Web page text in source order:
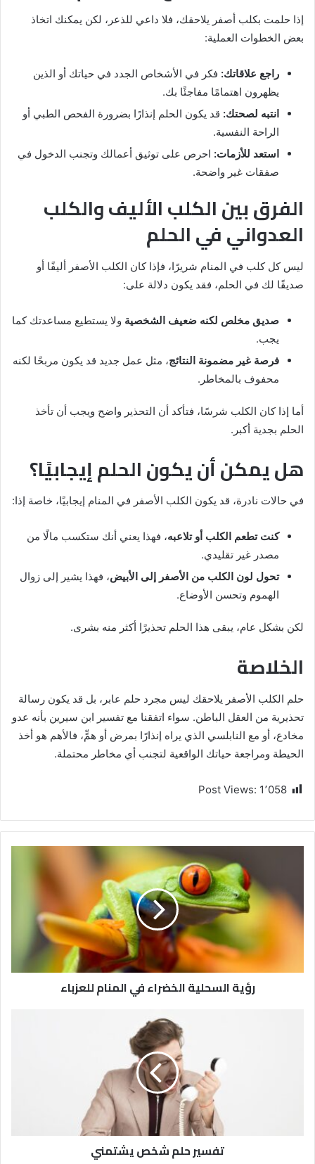
إذا حلمت بكلب أصفر يلاحقك، فلا داعي للذعر، لكن يمكنك اتخاذ
بعض الخطوات العملية:
راجع علاقاتك: فكر في الأشخاص الجدد في حياتك أو الذين
يظهرون اهتمامًا مفاجئًا بك.
انتبه لصحتك: قد يكون الحلم إنذارًا بضرورة الفحص الطبي أو
الراحة النفسية.
استعد للأزمات: احرص على توثيق أعمالك وتجنب الدخول في
صفقات غير واضحة.
الفرق بين الكلب الأليف والكلب
العدواني في الحلم
ليس كل كلب في المنام شريرًا، فإذا كان الكلب الأصفر أليفًا أو
صديقًا لك في الحلم، فقد يكون دلالة على:
صديق مخلص لكنه ضعيف الشخصية ولا يستطيع مساعدتك كما
يجب.
فرصة غير مضمونة النتائج، مثل عمل جديد قد يكون مربحًا لكنه
محفوف بالمخاطر.
أما إذا كان الكلب شرسًا، فتأكد أن التحذير واضح ويجب أن تأخذ
الحلم بجدية أكبر.
هل يمكن أن يكون الحلم إيجابيًا؟
في حالات نادرة، قد يكون الكلب الأصفر في المنام إيجابيًا، خاصة إذا:
كنت تطعم الكلب أو تلاعبه، فهذا يعني أنك ستكسب مالًا من
مصدر غير تقليدي.
تحول لون الكلب من الأصفر إلى الأبيض، فهذا يشير إلى زوال
الهموم وتحسن الأوضاع.
لكن بشكل عام، يبقى هذا الحلم تحذيرًا أكثر منه بشرى.
الخلاصة
حلم الكلب الأصفر يلاحقك ليس مجرد حلم عابر، بل قد يكون رسالة
تحذيرية من العقل الباطن. سواء اتفقنا مع تفسير ابن سيرين بأنه عدو
مخادع، أو مع النابلسي الذي يراه إنذارًا بمرض أو همٍّ، فالأهم هو أخذ
الحيطة ومراجعة حياتك الواقعية لتجنب أي مخاطر محتملة.
Post Views: 1٬058
رؤية السحلية الخضراء في المنام للعزباء
تفسير حلم شخص يشتمني